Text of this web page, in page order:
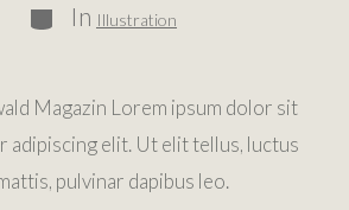
In Illustration
Magazin Lorem ipsum dolor sit
adipiscing elit. Ut elit tellus, luctus
pulvinar dapibus leo.